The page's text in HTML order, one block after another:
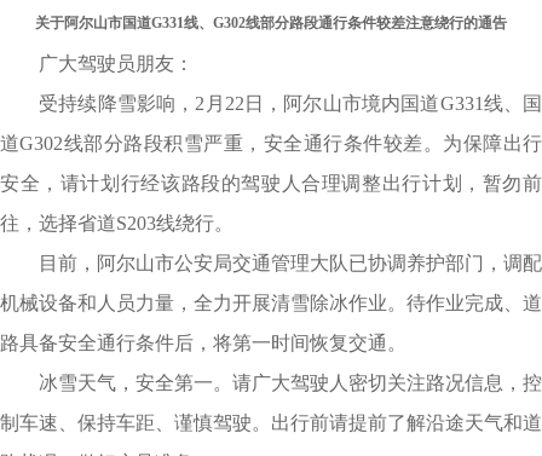
关于阿尔山市国道G331线、G302线部分路段通行条件较差注意绕行的通告
广大驾驶员朋友：
受持续降雪影响，2月22日，阿尔山市境内国道G331线、国
道G302线部分路段积雪严重，安全通行条件较差。为保障出行
安全，请计划行经该路段的驾驶人合理调整出行计划，暂勿前
往，选择省道S203线绕行。
目前，阿尔山市公安局交通管理大队已协调养护部门，调配
机械设备和人员力量，全力开展清雪除冰作业。待作业完成、道
路具备安全通行条件后，将第一时间恢复交通。
冰雪天气，安全第一。请广大驾驶人密切关注路况信息，控
制车速、保持车距、谨慎驾驶。出行前请提前了解沿途天气和道